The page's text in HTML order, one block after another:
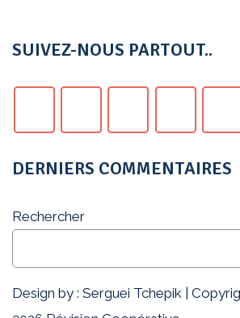
SUIVEZ-NOUS PARTOUT..
DERNIERS COMMENTAIRES
Rechercher
Design by : Serguei Tchepik